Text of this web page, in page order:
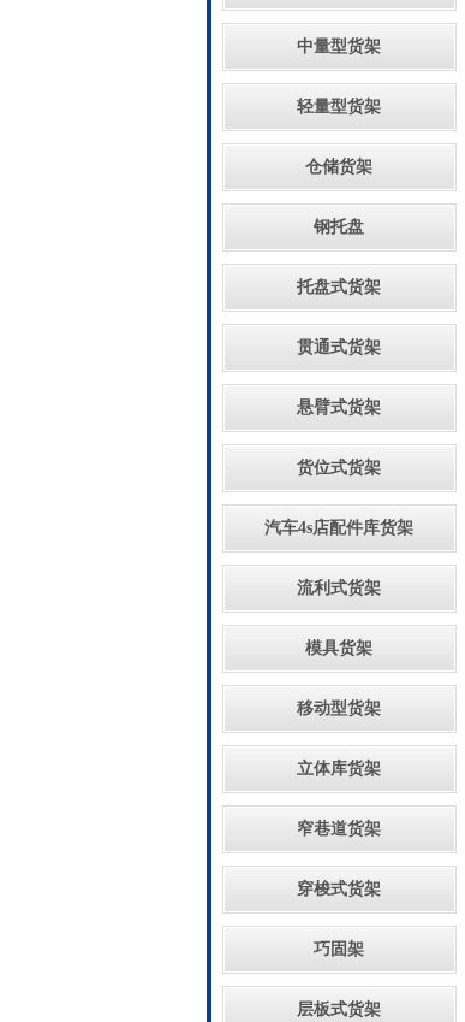
中量型货架
轻量型货架
仓储货架
钢托盘
托盘式货架
贯通式货架
悬臂式货架
货位式货架
汽车4s店配件库货架
流利式货架
模具货架
移动型货架
立体库货架
窄巷道货架
穿梭式货架
巧固架
层板式货架